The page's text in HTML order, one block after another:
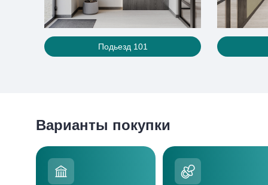
Подьезд 101
Варианты покупки